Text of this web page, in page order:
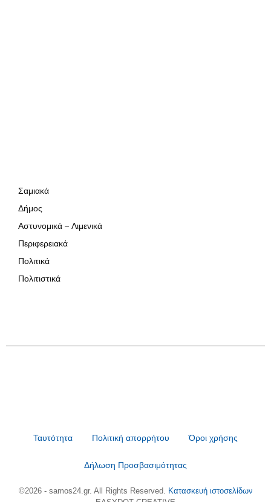
Σαμιακά
Δήμος
Αστυνομικά – Λιμενικά
Περιφερειακά
Πολιτικά
Πολιτιστικά
Ταυτότητα Πολιτική απορρήτου Όροι χρήσης
Δήλωση Προσβασιμότητας
©2026 - samos24.gr. All Rights Reserved. Κατασκευή ιστοσελίδων